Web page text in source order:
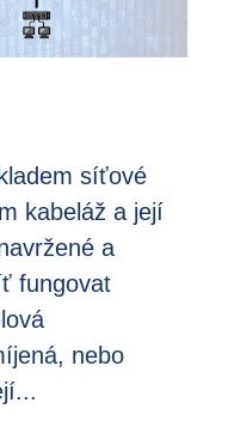
síťové
kabeláž a její
a
fungovat
nebo